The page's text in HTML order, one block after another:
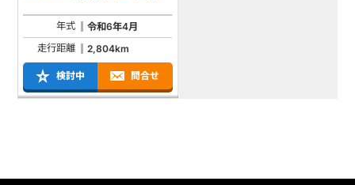
年式
令和6年4月
走行距離
2,804km
検討中 問合せ